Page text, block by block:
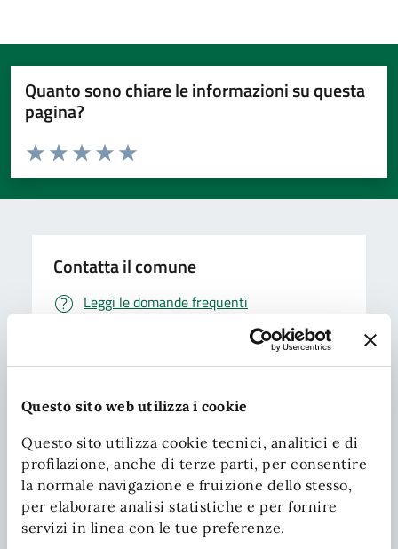
Questo sito web utilizza i cookie
Questo sito utilizza cookie tecnici, analitici e di
profilazione, anche di terze parti, per consentire
la normale navigazione e fruizione dello stesso,
per elaborare analisi statistiche e per fornire
servizi in linea con le tue preferenze.
Quanto sono chiare le informazioni su questa
pagina?
Valuta da 1 a 5 stelle la pagina
Valuta 5 stelle su 5
Valuta 4 stelle su 5
Valuta 3 stelle su 5
Valuta 2 stelle su 5
Valuta 1 stelle su 5
Contatta il comune
Leggi le domande frequenti
Prenota appuntamento
Problemi in città
Segnala disservizio